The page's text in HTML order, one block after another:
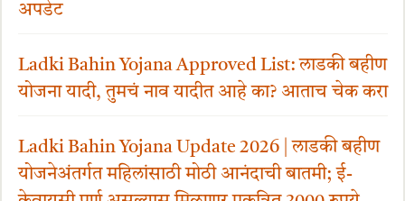
अपडेट
Ladki Bahin Yojana Approved List: लाडकी बहीण
योजना यादी, तुमचं नाव यादीत आहे का? आताच चेक करा
Ladki Bahin Yojana Update 2026 | लाडकी बहीण
योजनेअंतर्गत महिलांसाठी मोठी आनंदाची बातमी; ई-